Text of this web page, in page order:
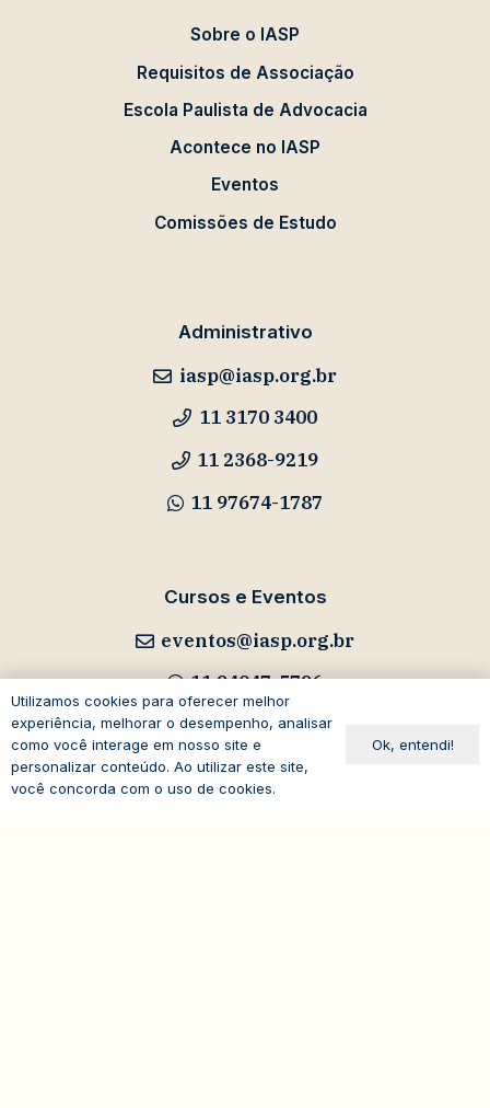
Sobre o IASP
Requisitos de Associação
Escola Paulista de Advocacia
Acontece no IASP
Eventos
Comissões de Estudo
Administrativo
iasp@iasp.org.br
11 3170 3400
11 2368-9219
11 97674-1787
Cursos e Eventos
eventos@iasp.org.br
11 94047-5796
Avenida Paulista, 1294
Utilizamos cookies para oferecer melhor
experiência, melhorar o desempenho, analisar
como você interage em nosso site e
personalizar conteúdo. Ao utilizar este site,
você concorda com o uso de cookies.
Ok, entendi!